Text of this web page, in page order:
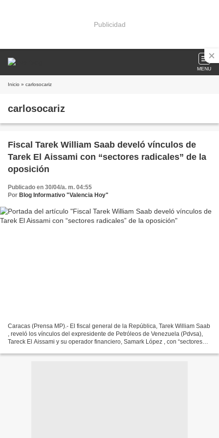
Publicidad
MENU
Inicio » carlosocariz
carlosocariz
Fiscal Tarek William Saab develó vínculos de
Tarek El Aissami con “sectores radicales” de la
oposición
Publicado en 30/04/a. m. 04:55
Por Blog Informativo "Valencia Hoy"
Caracas (Prensa MP).- El fiscal general de la República, Tarek William Saab
, reveló los vínculos del expresidente de Petróleos de Venezuela (Pdvsa),
Tareck El Aissami y su operador financiero, Samark López , con “sectores